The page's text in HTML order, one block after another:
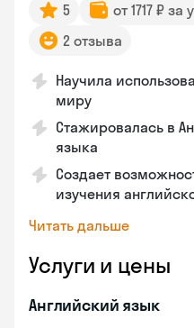
5 от 1717 ₽ за
2 отзыва
Научила
миру
Стажировалась в
языка
Создает
изучения
Читать дальше
Услуги и цены
Английский язык